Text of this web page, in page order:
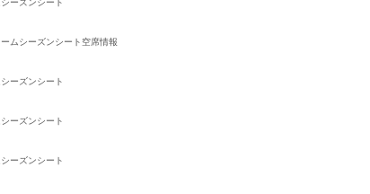
ーズンシート
ムシーズンシート空席情報
ーズンシート
ーズンシート
ーズンシート